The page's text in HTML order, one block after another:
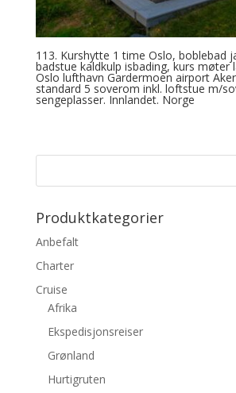
113. Kurshytte 1 time Oslo, boblebad
badstue kaldkulp isbading, kurs møter
Oslo lufthavn Gardermoen airport
standard 5 soverom inkl. loftstue m/
sengeplasser. Innlandet. Norge
Produktkategorier
Anbefalt
Charter
Cruise
Afrika
Ekspedisjonsreiser
Grønland
Hurtigruten